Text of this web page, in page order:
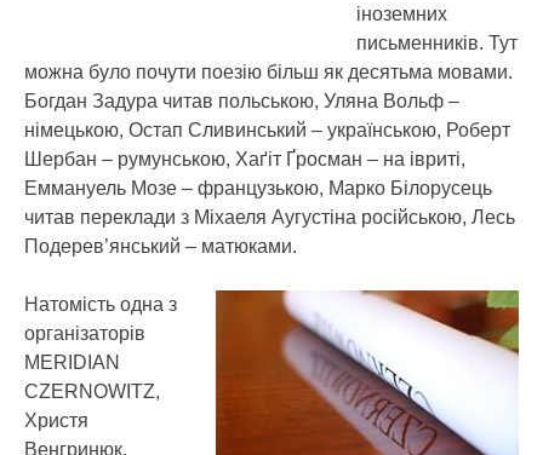
іноземних
письменників. Тут
можна було почути поезію більш як десятьма мовами.
Богдан Задура читав польською, Уляна Вольф –
німецькою, Остап Сливинський – українською, Роберт
Шербан – румунською, Хаґіт Ґросман – на івриті,
Еммануель Мозе – французькою, Марко Білорусець
читав переклади з Міхаеля Аугустіна російською, Лесь
Подерев’янський – матюками.
Натомість одна з
організаторів
MERIDIAN
CZERNOWITZ,
Христя
Венгринюк,